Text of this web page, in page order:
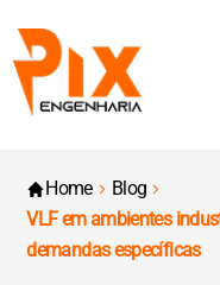
Home
Blog
VLF em ambientes
demandas específicas